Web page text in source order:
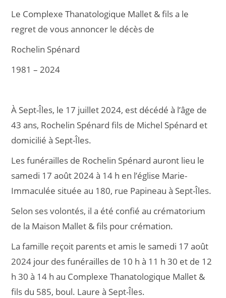
Le Complexe Thanatologique Mallet & fils a le
regret de vous annoncer le décès de
Rochelin Spénard
1981 – 2024
À Sept-Îles, le 17 juillet 2024, est décédé à l’âge de
43 ans, Rochelin Spénard fils de Michel Spénard et
domicilié à Sept-Îles.
Les funérailles de Rochelin Spénard auront lieu le
samedi 17 août 2024 à 14 h en l’église Marie-
Immaculée située au 180, rue Papineau à Sept-Îles.
Selon ses volontés, il a été confié au crématorium
de la Maison Mallet & fils pour crémation.
La famille reçoit parents et amis le samedi 17 août
2024 jour des funérailles de 10 h à 11 h 30 et de 12
h 30 à 14 h au Complexe Thanatologique Mallet &
fils du 585, boul. Laure à Sept-Îles.